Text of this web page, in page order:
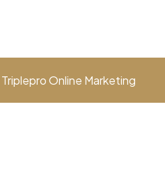
Triplepro Online Marketing